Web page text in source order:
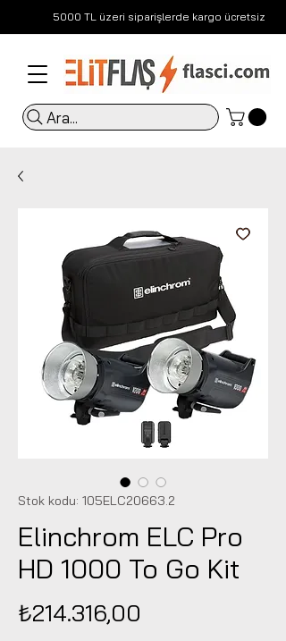
5000 TL üzeri siparişlerde kargo ücretsiz
Ara...
Stok kodu: 105ELC20663.2
Elinchrom ELC Pro
HD 1000 To Go Kit
₺214.316,00